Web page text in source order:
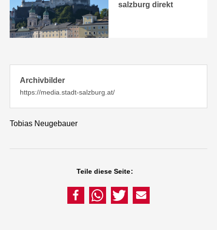
salzburg direkt
Archivbilder
https://media.stadt-salzburg.at/
Tobias Neugebauer
Teile diese Seite: